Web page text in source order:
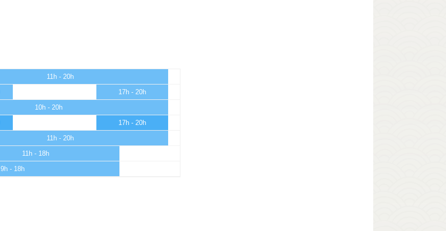
11h - 20h
17h - 20h
10h - 20h
17h - 20h
11h - 20h
11h - 18h
9h - 18h